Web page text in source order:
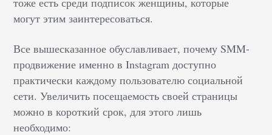
могут этим заинтересоваться.
Все вышесказанное обуславливает, почему SMM-
продвижение именно в Instagram доступно
практически каждому пользователю социальной
сети. Увеличить посещаемость своей страницы
можно в короткий срок, для этого лишь
необходимо: